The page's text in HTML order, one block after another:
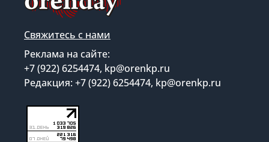
Свяжитесь с нами
Реклама на сайте:
+7 (922) 6254474, kp@orenkp.ru
Редакция: +7 (922) 6254474, kp@orenkp.ru